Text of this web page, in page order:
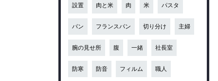
設置 肉と米 肉 米 パスタ
パン フランスパン 切り分け 主婦
腕の見せ所 腹 一緒 社長室
防寒 防音 フィルム 職人